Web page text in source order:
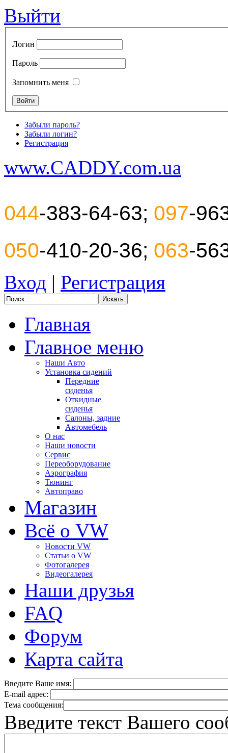
Выйти
Логин
Пароль
Запомнить меня
Забыли пароль?
Забыли логин?
Регистрация
www.CADDY.com.ua
044-383-64-63; 097-
050-410-20-36; 063-
Вход | Регистрация
Главная
Главное меню
Наши Авто
Установка сидений
Передние
сиденья
Откидные
сиденья
Салоны, задние
Автомебель
О нас
Наши новости
Сервис
Переоборудование
Аэрография
Тюнинг
Автоправо
Магазин
Всё о VW
Новости VW
Статьи o VW
Фотогалерея
Видеогалерея
Наши друзья
FAQ
Форум
Карта сайта
Введите Ваше имя:
E-mail адрес:
Тема сообщения:
Введите текст Вашего